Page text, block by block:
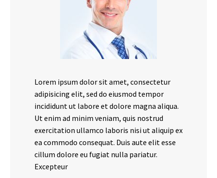
Lorem ipsum dolor sit amet, consectetur
adipisicing elit, sed do eiusmod tempor
incididunt ut labore et dolore magna aliqua.
Ut enim ad minim veniam, quis nostrud
exercitation ullamco laboris nisi ut aliquip ex
ea commodo consequat. Duis aute elit esse
cillum dolore eu fugiat nulla pariatur.
Excepteur